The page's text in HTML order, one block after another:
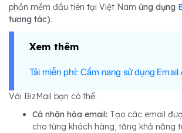
phần mềm đầu tiên tại Việt Nam ứng dụng
tương tác).
Xem thêm
Tải miễn phí: Cẩm nang sử dụng Email
Với BizMail bạn có thể:
Cá nhân hóa email: Tạo các email
cho từng khách hàng, tăng khả năng